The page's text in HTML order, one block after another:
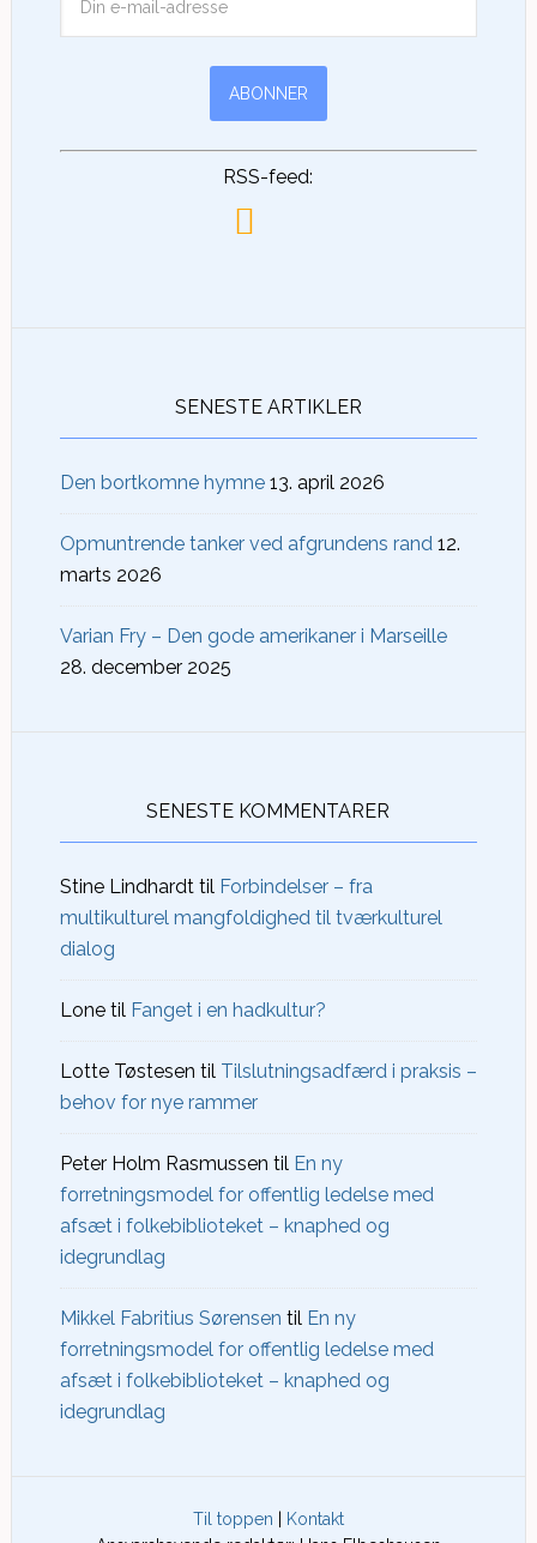
RSS-feed:
SENESTE ARTIKLER
Den bortkomne hymne 13. april 2026
Opmuntrende tanker ved afgrundens rand 12.
marts 2026
Varian Fry – Den gode amerikaner i Marseille
28. december 2025
SENESTE KOMMENTARER
Stine Lindhardttil Forbindelser – fra
multikulturel mangfoldighed til tværkulturel
dialog
Lonetil Fanget i en hadkultur?
Lotte Tøstesen til Tilslutningsadfærd i praksis –
behov for nye rammer
Peter Holm Rasmussen til En ny
forretningsmodel for offentlig ledelse med
afsæt i folkebiblioteket – knaphed og
idegrundlag
Mikkel Fabritius Sørensen til En ny
forretningsmodel for offentlig ledelse med
afsæt i folkebiblioteket – knaphed og
idegrundlag
Til toppen
Kontakt